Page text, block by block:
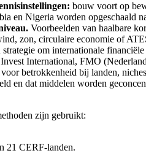
bouw voort op
en Nigeria worden opgeschaald
Voorbeelden van haalbare
zon, circulaire economie of
om internationale
International, FMO
betrokkenheid bij landen,
en dat middelen worden
zijn gebruikt:
21 CERF-landen.